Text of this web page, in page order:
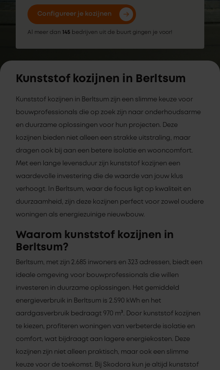
Configureer je kozijnen
Al meer dan 145 bedrijven uit de buurt gingen je voor!
Kunststof kozijnen in Berltsum
Kunststof kozijnen in Berltsum zijn een slimme keuze voor
bouwprofessionals die op zoek zijn naar onderhoudsarme
en duurzame oplossingen voor hun projecten. Deze
kozijnen bieden niet alleen een strakke uitstraling, maar
dragen ook bij aan een betere isolatie en wooncomfort.
Met een lange levensduur zijn kunststof kozijnen een
waardevolle investering die de waarde van jouw klus
verhoogt. In Berltsum, waar de focus ligt op kwaliteit en
duurzaamheid, zijn deze kozijnen perfect voor zowel oudere
woningen als energiezuinige nieuwbouw.
Waarom kunststof kozijnen in
Berltsum?
Berltsum, met zijn 2.685 inwoners en 323 adressen, biedt een
ideale omgeving voor bouwprofessionals die willen
investeren in duurzame oplossingen. Het gemiddeld
energieverbruik in Berltsum is 2.590 kWh en het
aardgasverbruik bedraagt 970 m³. Door kunststof kozijnen
te kiezen, profiteren woningen van verbeterde isolatie en
comfort, wat bijdraagt aan lagere energiekosten. Deze
kozijnen zijn niet alleen praktisch, maar ook een slimme
keuze voor de toekomst. Bij Skodora kun je altijd kunststof